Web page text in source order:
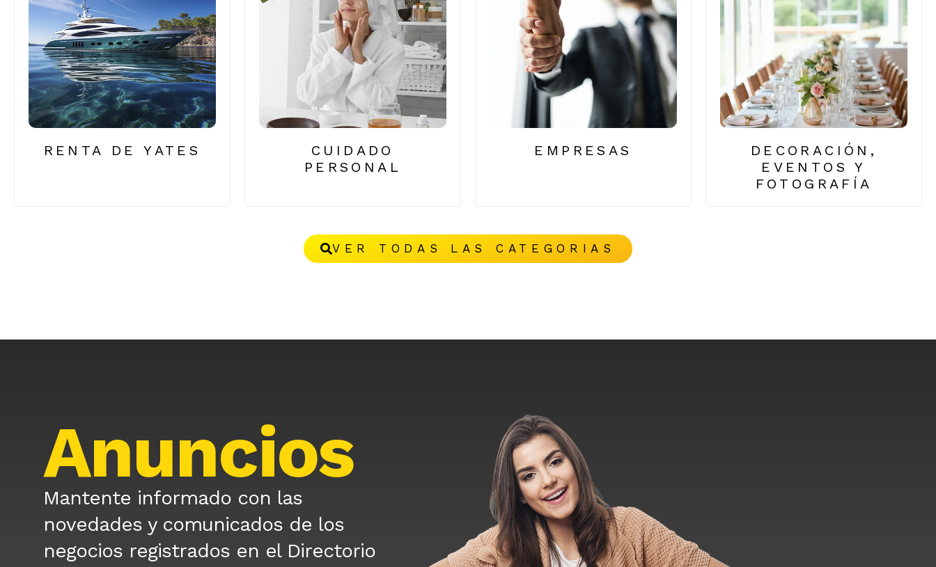
RENTA DE YATES
CUIDADO
PERSONAL
EMPRESAS
DECORACIÓN,
EVENTOS Y
FOTOGRAFÍA
VER TODAS LAS CATEGORIAS
Anuncios
Mantente informado con las
novedades y comunicados de los
negocios registrados en el Directorio